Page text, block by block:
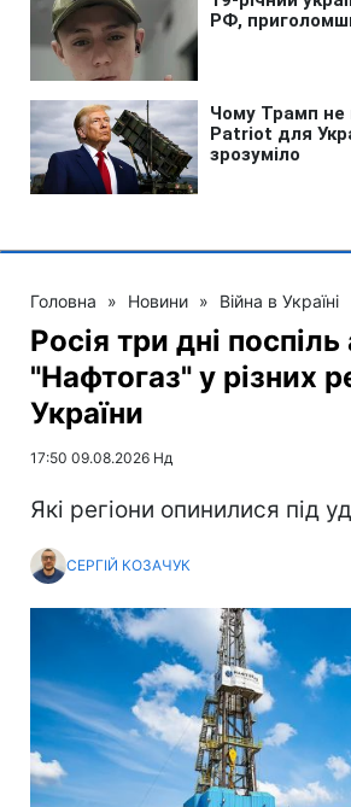
Головна » Новини » Війна в Україні
Росія три дні поспіль
"Нафтогаз" у різних
України
17:50 09.08.2026 Нд
Які регіони опинилися під
СЕРГІЙ КОЗАЧУК